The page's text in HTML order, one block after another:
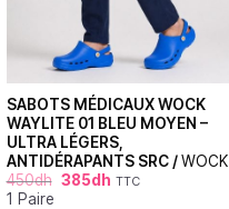
SABOTS MÉDICAUX WOCK
WAYLITE 01 BLEU MOYEN –
ULTRA LÉGERS,
ANTIDÉRAPANTS SRC /WOCK
450dh 385dh TTC
1 Paire